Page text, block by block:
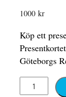
1000 kr
Köp ett
Göteborgs
1000